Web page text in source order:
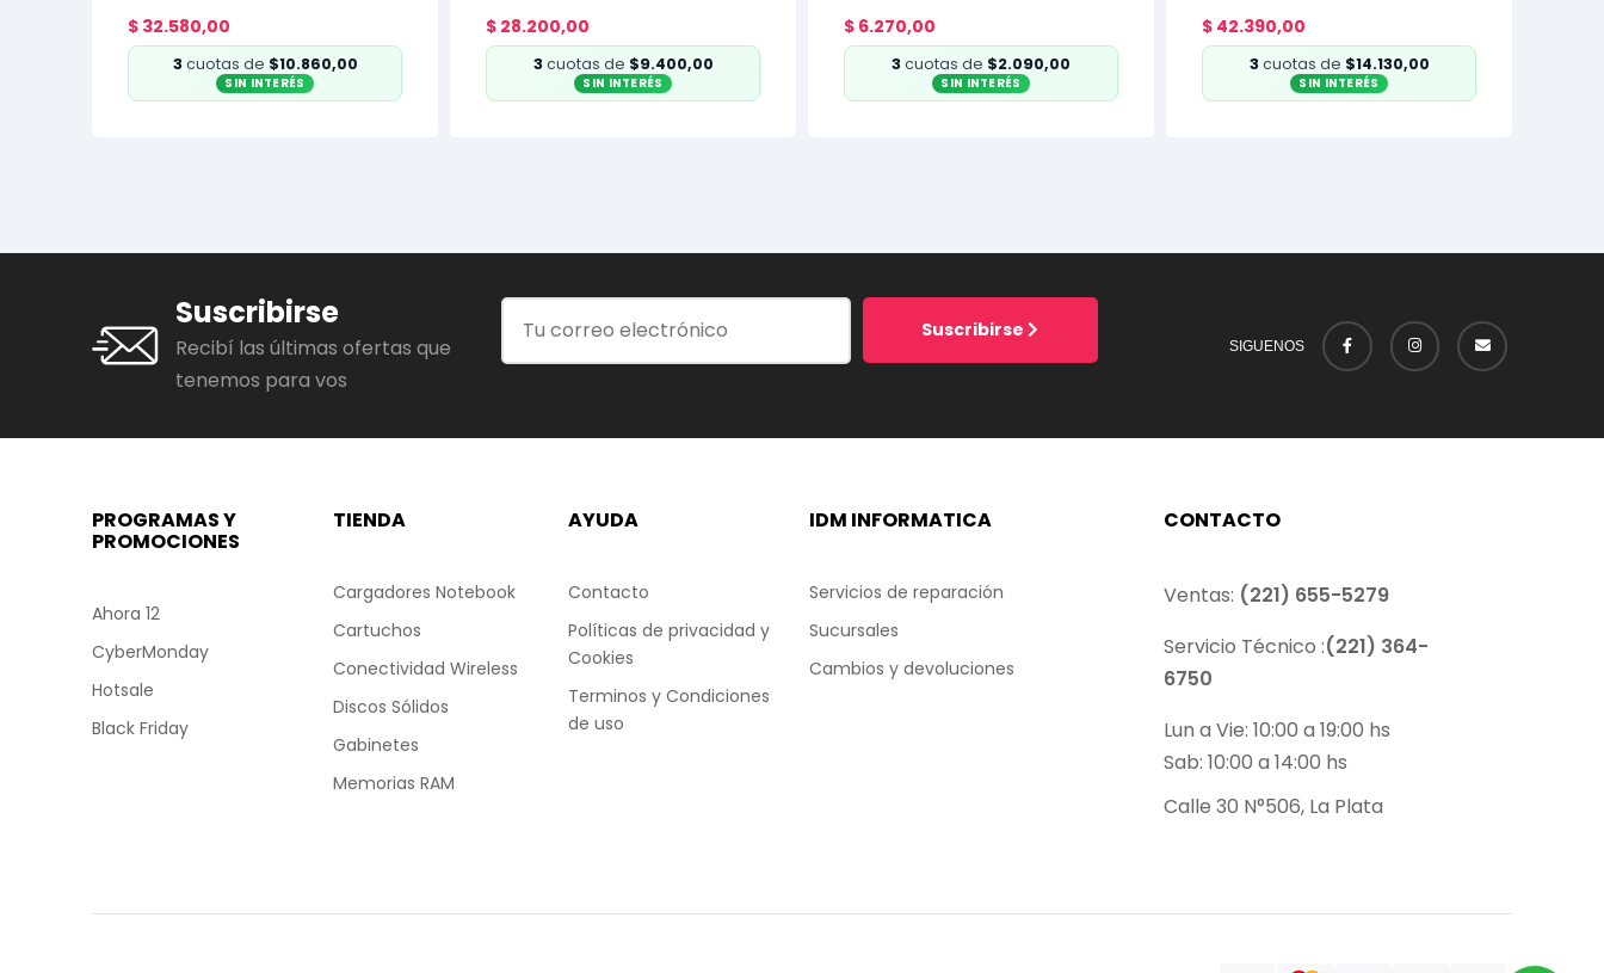
$ 32.580,00
3cuotas de $10.860,00
SIN INTERÉS
$ 28.200,00
3cuotas de $9.400,00
SIN INTERÉS
$ 6.270,00
3cuotas de $2.090,00
SIN INTERÉS
$ 42.390,00
3cuotas de $14.130,00
SIN INTERÉS
Suscribirse
Recibí las últimas ofertas que
tenemos para vos
Suscribirse
SIGUENOS
PROGRAMAS Y
PROMOCIONES
Ahora 12
CyberMonday
Hotsale
Black Friday
TIENDA
Cargadores Notebook
Cartuchos
Conectividad Wireless
Discos Sólidos
Gabinetes
Memorias RAM
AYUDA
Contacto
Políticas de privacidad y
Cookies
Terminos y Condiciones
de uso
IDM INFORMATICA
Servicios de reparación
Sucursales
Cambios y devoluciones
CONTACTO
Ventas: (221) 655-5279
Servicio Técnico :(221) 364-
6750
Lun a Vie: 10:00 a 19:00 hs
Sab: 10:00 a 14:00 hs
Calle 30 N°506, La Plata